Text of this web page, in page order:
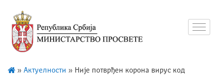
» Актуелности » Није потврђен корона вирус код